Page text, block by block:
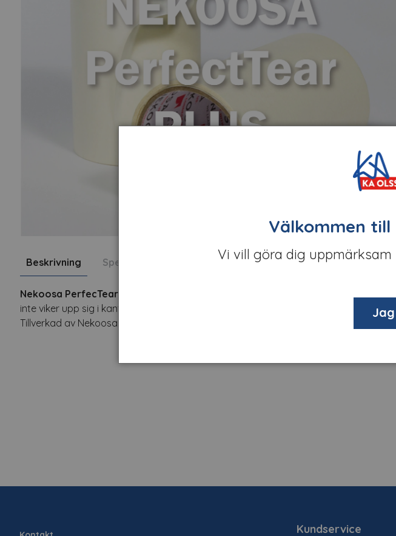
Beskrivning Specifikation Fråga om produkt Filer
Nekoosa PerfecTear Plus GXP-750 Mediumhäftande
inte viker upp sig i kanterna. Ligger plant efter applicering och går inte sönder vid
Tillverkad av Nekoosa, som också tillverkar R-tape RLA Conform.
Kundservice
Välkommen till
Vi vill göra dig